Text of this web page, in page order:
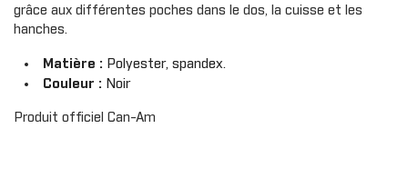
grâce aux différentes poches dans le dos, la cuisse et les
hanches.
Matière : Polyester, spandex.
Couleur : Noir
Produit officiel Can-Am